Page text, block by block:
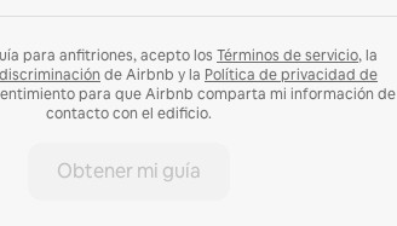
para anfitriones, acepto los Términos de servicio, la
de Airbnb y la Política de privacidad de
para que Airbnb comparta mi información de
contacto con el edificio.
Obtener mi guía